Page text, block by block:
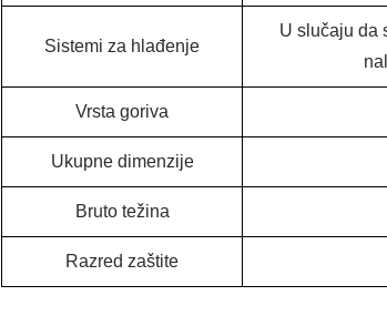
Sistemi za hlađenje
U slučaju da
Vrsta goriva
Ukupne dimenzije
Bruto težina
Razred zaštite